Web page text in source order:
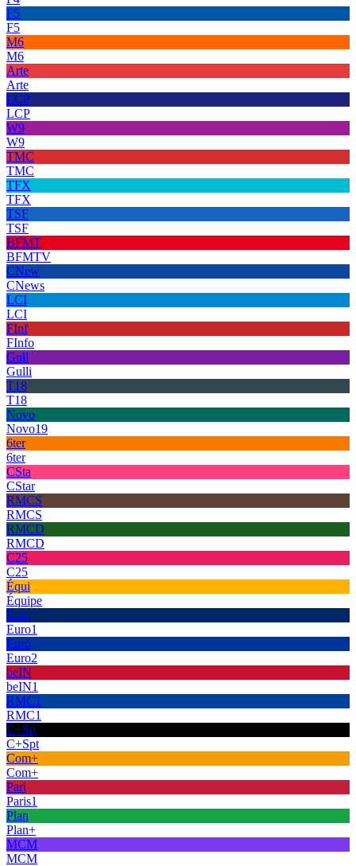
F5
F5
M6
M6
Arte
Arte
LCP
LCP
W9
W9
TMC
TMC
TFX
TFX
TSF
TSF
BFMT
BFMTV
CNew
CNews
LCI
LCI
FInf
FInfo
Gull
Gulli
T18
T18
Novo
Novo19
6ter
6ter
CSta
CStar
RMCS
RMCS
RMCD
RMCD
C25
C25
Équi
Équipe
Euro
Euro1
Euro
Euro2
beIN
beIN1
RMC1
RMC1
C+Sp
C+Spt
Com+
Com+
Pari
Paris1
Plan
Plan+
MCM
MCM